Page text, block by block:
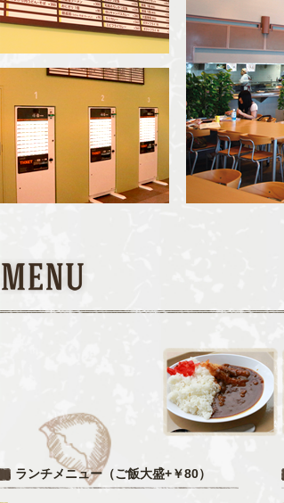
ランチメニュー（ご飯大盛+￥80）